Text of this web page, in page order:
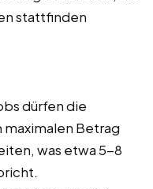
stattfinden
dürfen die
Betrag
was etwa 5-8